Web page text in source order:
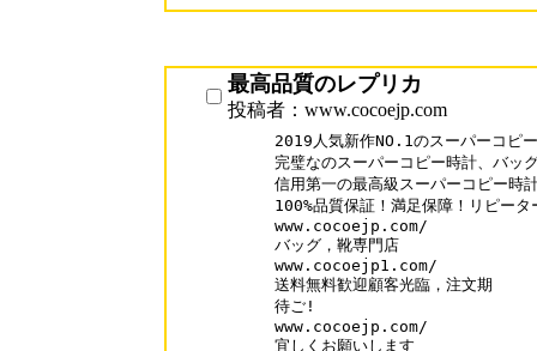
最高品質のレプリカ
投稿者：www.cocoejp.com
2019人気新作NO.1のスーパーコピ
完璧なのスーパーコピー時計、バッ
信用第一の最高級スーパーコピー時
100%品質保証！満足保障！リピー
www.cocoejp.com/
バッグ，靴専門店
www.cocoejp1.com/
送料無料歓迎顧客光臨，注文期
待ご!
www.cocoejp.com/